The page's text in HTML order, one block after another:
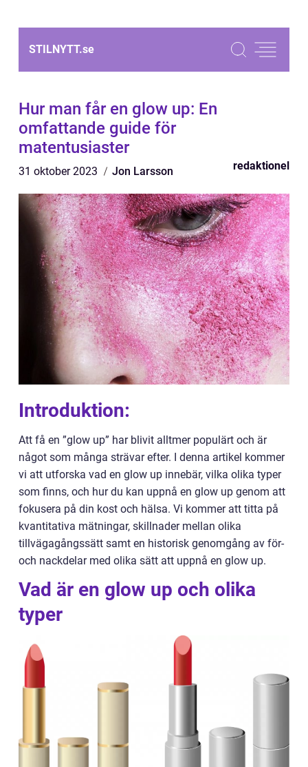
STILNYTT.se
Hur man får en glow up: En
omfattande guide för
matentusiaster
31 oktober 2023 Jon Larsson redaktionel
Introduktion:
Att få en ”glow up” har blivit alltmer populärt och är
något som många strävar efter. I denna artikel kommer
vi att utforska vad en glow up innebär, vilka olika typer
som finns, och hur du kan uppnå en glow up genom att
fokusera på din kost och hälsa. Vi kommer att titta på
kvantitativa mätningar, skillnader mellan olika
tillvägagångssätt samt en historisk genomgång av för-
och nackdelar med olika sätt att uppnå en glow up.
Vad är en glow up och olika
typer